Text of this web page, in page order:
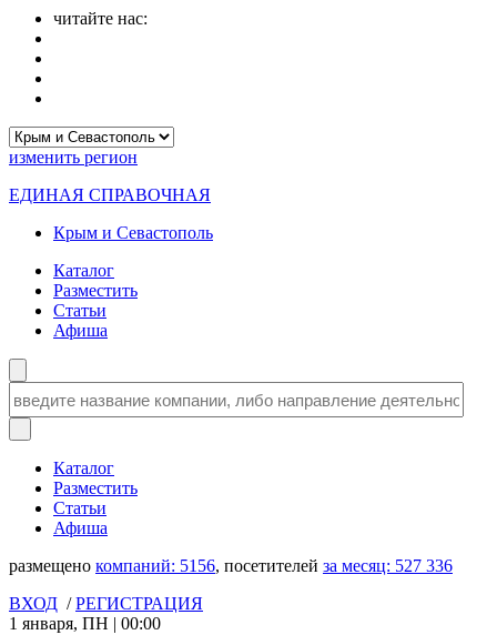
читайте нас:
изменить регион
ЕДИНАЯ СПРАВОЧНАЯ
Крым и Севастополь
Каталог
Разместить
Статьи
Афиша
Каталог
Разместить
Статьи
Афиша
размещено компаний: 5156, посетителей за месяц: 527 336
ВХОД /РЕГИСТРАЦИЯ
1 января, ПН | 00:00